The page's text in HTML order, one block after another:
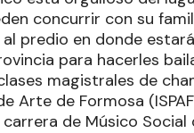
concurrir con su
al predio en donde
para hacerles
magistrales de
Arte de Formosa
de Músico